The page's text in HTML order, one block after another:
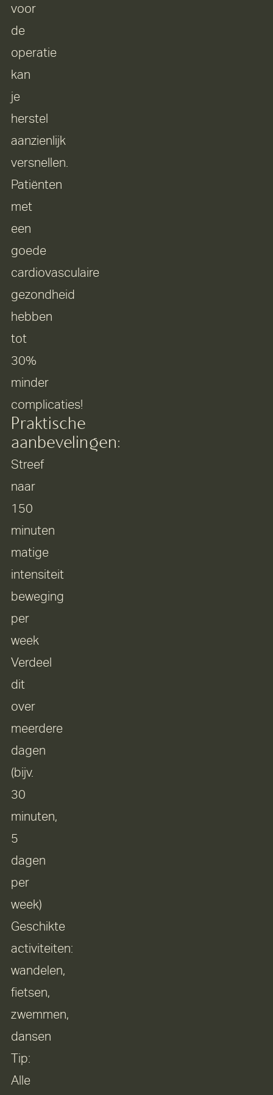
voor
de
operatie
kan
je
herstel
aanzienlijk
versnellen.
Patiënten
met
een
goede
cardiovasculaire
gezondheid
hebben
tot
30%
minder
complicaties!
Praktische
aanbevelingen:
Streef
naar
150
minuten
matige
intensiteit
beweging
per
week
Verdeel
dit
over
meerdere
dagen
(bijv.
30
minuten,
5
dagen
per
week)
Geschikte
activiteiten:
wandelen,
fietsen,
zwemmen,
dansen
Tip:
Alle